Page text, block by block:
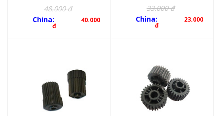
48.000 đ
China:
40.000
đ
33.000 đ
China:
23.000
đ